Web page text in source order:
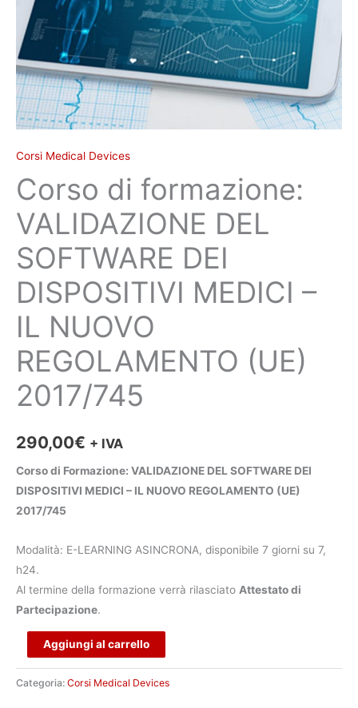
Corsi Medical Devices
Corso di formazione:
VALIDAZIONE DEL
SOFTWARE DEI
DISPOSITIVI MEDICI –
IL NUOVO
REGOLAMENTO (UE)
2017/745
290,00€ + IVA
Corso di Formazione: VALIDAZIONE DEL SOFTWARE DEI
DISPOSITIVI MEDICI – IL NUOVO REGOLAMENTO (UE)
2017/745
Modalità: E-LEARNING ASINCRONA, disponibile 7 giorni su 7,
h24.
Al termine della formazione verrà rilasciato Attestato di
Partecipazione.
NUOVO
REGOLAMENTO
(UE)
2017/745
quantità
Aggiungi al carrello
Categoria: Corsi Medical Devices